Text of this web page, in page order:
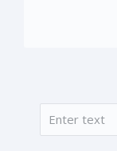
搜尋表單